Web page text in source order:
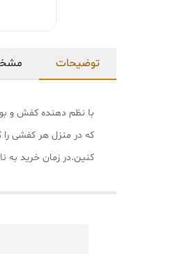
توضیحات
که در منزل هر کفشی
کنین.در زمان خرید به